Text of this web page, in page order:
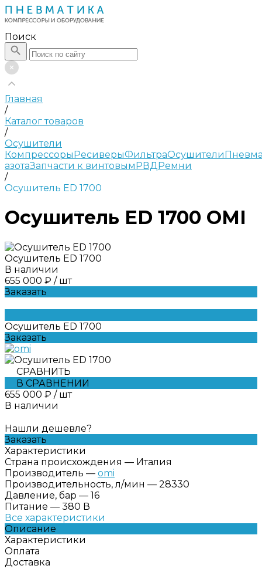
Поиск
Главная
/
Каталог товаров
/
Осушители
КомпрессорыРесиверыФильтраОсушители
азотаЗапчасти к винтовымРВДРемни
/
Осушитель ED 1700
Осушитель ED 1700 OMI
Осушитель ED 1700
В наличии
655 000 ₽ / шт
Заказать
Осушитель ED 1700
Заказать
СРАВНИТЬ
В СРАВНЕНИИ
655 000 ₽ / шт
В наличии
Нашли дешевле?
Заказать
Характеристики
Страна происхождения — Италия
Производитель — omi
Производительность, л/мин — 28330
Давление, бар — 16
Питание — 380 В
Все характеристики
Описание
Характеристики
Оплата
Доставка